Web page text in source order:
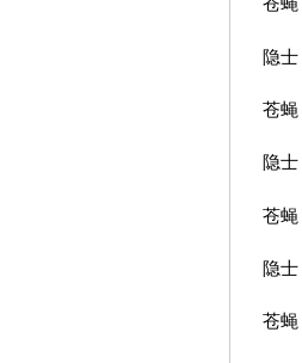
隐
苍蝇
隐
苍蝇
隐
苍蝇